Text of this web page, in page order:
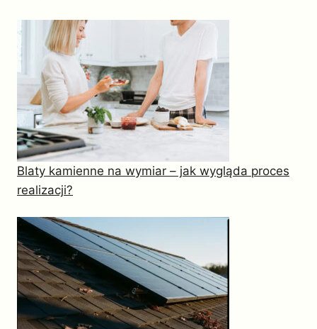
Blaty kamienne na wymiar – jak wygląda proces
realizacji?